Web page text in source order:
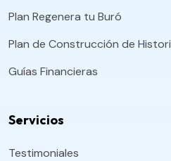
Plan Regenera tu Buró
Plan de Construcción de
Guías Financieras
Servicios
Testimoniales